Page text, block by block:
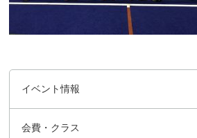
イベント情報
会費・クラス